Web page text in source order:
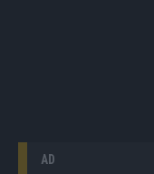
AD